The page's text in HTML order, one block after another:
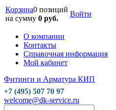
Корзина0 позиций
на сумму 0 руб.
Войти
О компании
Контакты
Справочная информация
Мой кабинет
Фитинги и Арматура КИП
+7 (495) 507 70 97
welcome@dk-service.ru